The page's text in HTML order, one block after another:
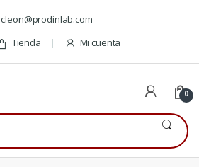
cleon@prodinlab.com
Tienda Mi cuenta
0